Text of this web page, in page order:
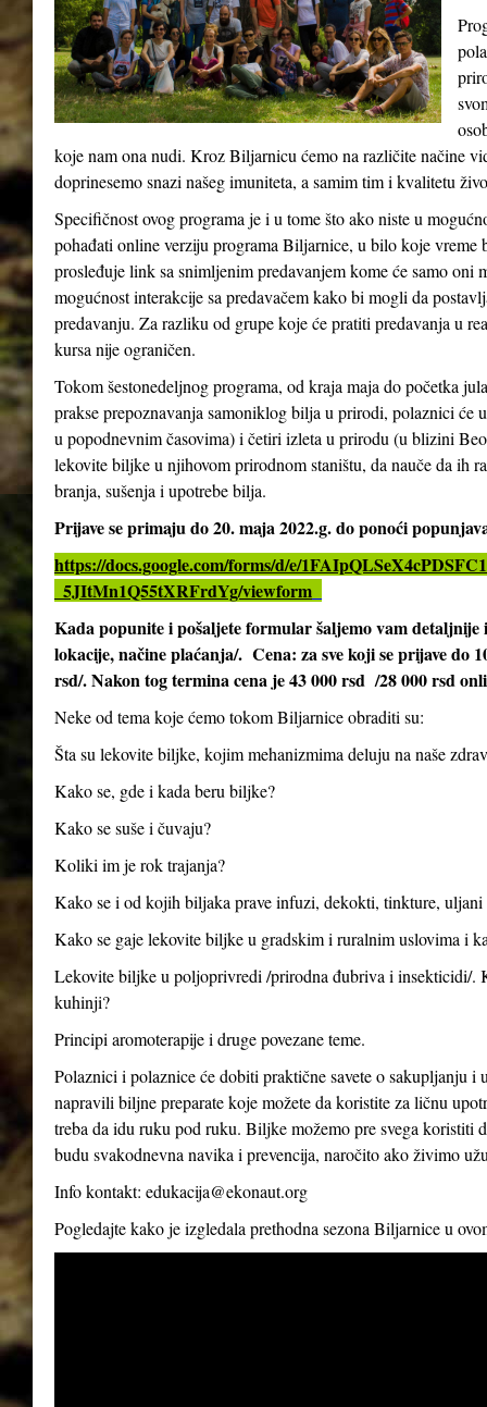
koje nam ona nudi. Kroz Biljarnicu ćemo na različite načine
doprinesemo snazi našeg imuniteta, a samim tim i kvalitetu
Specifičnost ovog programa je i u tome što ako niste u
pohađati online verziju programa Biljarnice, u bilo koje vreme
prosleđuje link sa snimljenim predavanjem kome će samo
mogućnost interakcije sa predavačem kako bi mogli da
predavanju. Za razliku od grupe koje će pratiti predavanja u
kursa nije ograničen.
Tokom šestonedeljnog programa, od kraja maja do početka
prakse prepoznavanja samoniklog bilja u prirodi, polaznici će
u popodnevnim časovima) i četiri izleta u prirodu (u blizini
lekovite biljke u njihovom prirodnom staništu, da nauče da ih
branja, sušenja i upotrebe bilja.
Prijave se primaju do 20. maja 2022.g. do ponoći
https://docs.google.com/forms/d/e/
_5JItMn1Q55tXRFrdYg/viewform
Kada popunite i pošaljete formular šaljemo vam
lokacije, načine plaćanja/. Cena: za sve koji se prijave do
rsd/. Nakon tog termina cena je 43 000 rsd /28 000 rsd
Neke od tema koje ćemo tokom Biljarnice obraditi su:
Šta su lekovite biljke, kojim mehanizmima deluju na naše
Kako se, gde i kada beru biljke?
Kako se suše i čuvaju?
Koliki im je rok trajanja?
Kako se i od kojih biljaka prave infuzi, dekokti, tinkture, uljani
Kako se gaje lekovite biljke u gradskim i ruralnim uslovima i
Lekovite biljke u poljoprivredi /prirodna đubriva i insekticidi/.
kuhinji?
Principi aromoterapije i druge povezane teme.
Polaznici i polaznice će dobiti praktične savete o sakupljanju
napravili biljne preparate koje možete da koristite za ličnu
treba da idu ruku pod ruku. Biljke možemo pre svega koristiti
budu svakodnevna navika i prevencija, naročito ako živimo
Info kontakt: edukacija@ekonaut.org
Pogledajte kako je izgledala prethodna sezona Biljarnice u